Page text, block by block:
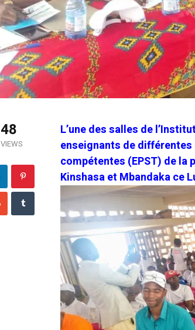
48
VIEWS
L’une des salles de
enseignants de
compétentes (EPST) de la
Kinshasa et Mbandaka ce